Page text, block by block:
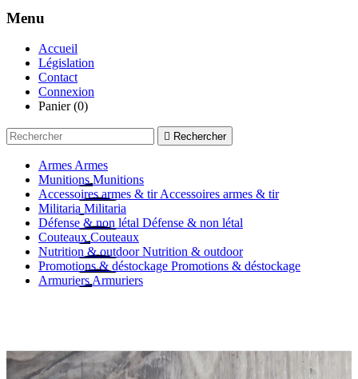
Menu
Accueil
Législation
Contact
Connexion
Panier (0)
 Rechercher
Armes Armes
Munitions Munitions
Accessoires armes & tir Accessoires armes & tir
Militaria Militaria
Défense & non létal Défense & non létal
Couteaux Couteaux
Nutrition & outdoor Nutrition & outdoor
Promotions & déstockage Promotions & déstockage
Armuriers Armuriers